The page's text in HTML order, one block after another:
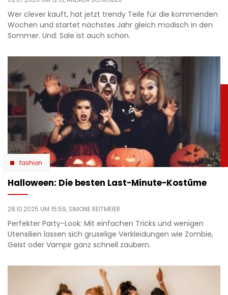
Wer clever kauft, hat jetzt trendy Teile für die kommenden
Wochen und startet nächstes Jahr gleich modisch in den
Sommer. Und: Sale ist auch schon.
fashion
Halloween: Die besten Last-Minute-Kostüme
28.10.2025 UM 15:59, SIMONE REITMEIER
Perfekter Party-Look: Mit einfachen Tricks und wenigen
Utensilien lassen sich gruselige Verkleidungen wie Zombie,
Geist oder Vampir ganz schnell zaubern.